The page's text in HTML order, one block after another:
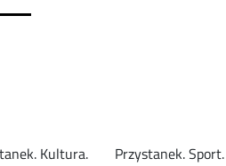
Kultura. Przystanek. Sport.